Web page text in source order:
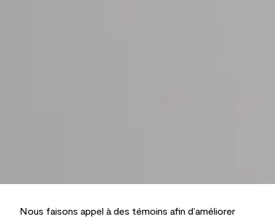
Nous faisons appel à des témoins afin d’améliorer